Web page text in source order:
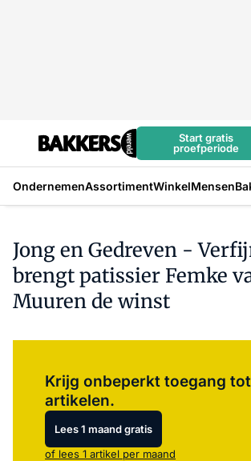
Start gratis
proefperiode
OndernemenAssortimentWinkelMensen
Jong en Gedreven -
brengt patissier Femke
Muuren de winst
Krijg onbeperkt toegang
artikelen.
Lees 1 maand gratis
of lees 1 artikel per maand